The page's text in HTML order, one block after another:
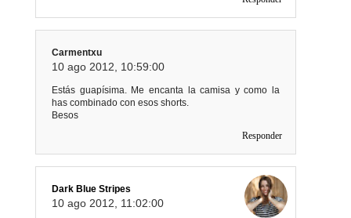
Carmentxu
10 ago 2012, 10:59:00
Estás guapísima. Me encanta la camisa y como la
has combinado con esos shorts.
Besos
Responder
Dark Blue Stripes
10 ago 2012, 11:02:00